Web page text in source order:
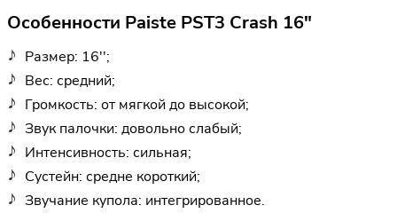
Особенности Paiste PST3 Crash 16"
Размер: 16'';
Вес: средний;
Громкость: от мягкой до высокой;
Звук палочки: довольно слабый;
Интенсивность: сильная;
Сустейн: средне короткий;
Звучание купола: интегрированное.